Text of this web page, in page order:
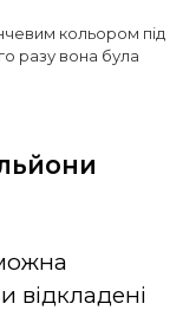
кольором під
разу вона була
відкладені